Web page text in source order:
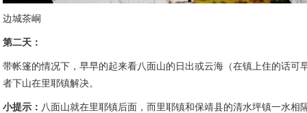
边城茶峒
第二天：
带帐篷的情况下，早早的起来看八面山的日出或云海（在镇上住的话可
者下山在里耶镇解决。
小提示： 八面山就在里耶镇后面，而里耶镇和保靖县的清水坪镇一水相